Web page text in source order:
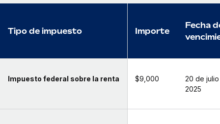
Tipo de impuesto Importe
Fecha
Impuesto federal sobre la renta $9,000
20 de
2025